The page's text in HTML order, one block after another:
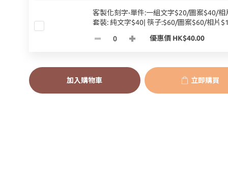
客製化刻字-單件:一組文字$20/圖案$40/相
套裝: 純文字$40| 筷子:$60/圖案$60/相片
優惠價 HK$40.00
加入購物車 立即購買